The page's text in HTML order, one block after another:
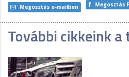
Megosztás e-mailben Megosztás
További cikkeink a